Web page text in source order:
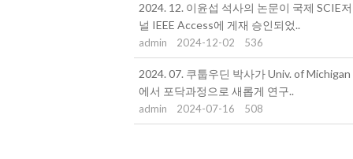
2024. 12. 이윤섭 석사의 논문이 국제 SCIE저
널 IEEE Access에 게재 승인되었..
admin 2024-12-02 536
2024. 07. 쿠툽우딘 박사가 Univ. of Michigan
에서 포닥과정으로 새롭게 연구..
admin 2024-07-16 508